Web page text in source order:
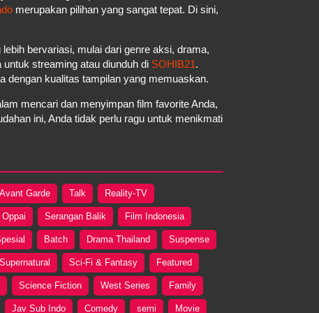
merupakan pilihan yang sangat tepat. Di sini,
lebih bervariasi, mulai dari genre aksi, drama,
streaming atau diunduh di SOHIB21.
dengan kualitas tampilan yang memuaskan.
mencari dan menyimpan film favorite Anda,
ini, Anda tidak perlu ragu untuk menikmati
Avant Garde Talk Reality-TV
Oppai Serangan Balik Film Indonesia
Batch Drama Thailand Suspense
Supernatural Sci-Fi & Fantasy Featured
Science Fiction West Series Family
Jav Sub Indo Comedy semi Movie